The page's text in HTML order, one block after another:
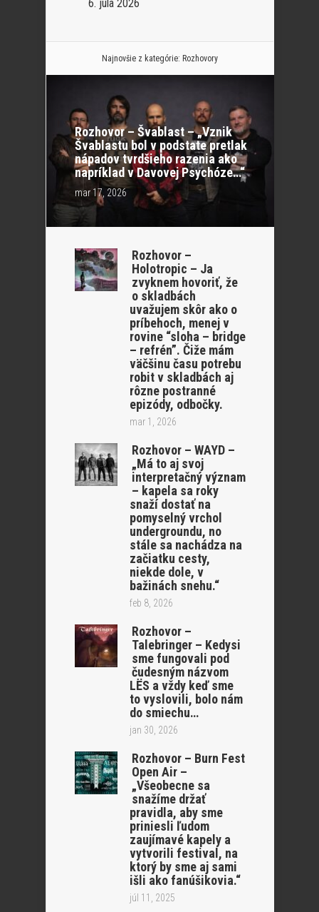
6. júla 2026
Najnovšie z kategórie: Rozhovory
Rozhovor – Švablast – „Vznik
Švablastu bol v podstate pretlak
nápadov tvrdšieho razenia ako
napríklad v Davovej Psychóze…“
mar 17, 2026
Rozhovor –
Holotropic – Ja
zvyknem hovoriť, že
o skladbách
uvažujem skôr ako o
príbehoch, menej v
rovine “sloha – bridge
– refrén”. Čiže mám
väčšinu času potrebu
robit v skladbách aj
rôzne postranné
epizódy, odbočky.
mar 1, 2026
Rozhovor – WAYD –
„Má to aj svoj
interpretačný význam
– kapela sa roky
snaží dostať na
pomyselný vrchol
undergroundu, no
stále sa nachádza na
začiatku cesty,
niekde dole, v
bažinách snehu.“
feb 8, 2026
Rozhovor –
Talebringer – Kedysi
sme fungovali pod
čudesným názvom
LËS a vždy keď sme
to vyslovili, bolo nám
do smiechu…
jan 30, 2026
Rozhovor – Burn Fest
Open Air –
„Všeobecne sa
snažíme držať
pravidla, aby sme
priniesli ľudom
zaujímavé kapely a
vytvorili festival, na
ktorý by sme aj sami
išli ako fanúšikovia.“
júl 11, 2025